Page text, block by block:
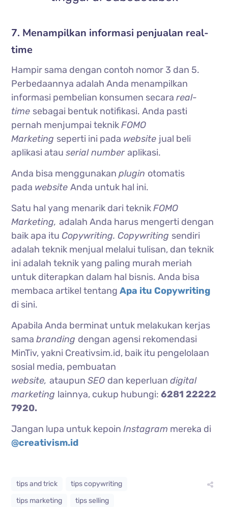
7. Menampilkan informasi penjualan real-
time
Hampir sama dengan contoh nomor 3 dan 5.
Perbedaannya adalah Anda menampilkan
informasi pembelian konsumen secarareal-
time sebagai bentuk notifikasi. Anda pasti
pernah menjumpai teknikFOMO
Marketing seperti ini pada website jual beli
aplikasi atauserial numberaplikasi.
Anda bisa menggunakanplugin otomatis
pada websiteAnda untuk hal ini.
Satu hal yang menarik dari teknikFOMO
Marketing,adalah Anda harus mengerti dengan
baik apa itu Copywriting. Copywriting sendiri
adalah teknik menjual melalui tulisan, dan teknik
ini adalah teknik yang paling murah meriah
untuk diterapkan dalam hal bisnis. Anda bisa
membaca artikel tentangApa itu Copywriting
di sini.
Apabila Anda berminat untuk melakukan kerjas
samabranding dengan agensi rekomendasi
MinTiv, yakni Creativsim.id, baik itu pengelolaan
sosial media, pembuatan
website,ataupunSEO dan keperluandigital
marketing lainnya, cukup hubungi:6281 22222
7920.
Jangan lupa untuk kepoinInstagram mereka di
@creativism.id
tips and trick
tips copywriting
tips marketing
tips selling